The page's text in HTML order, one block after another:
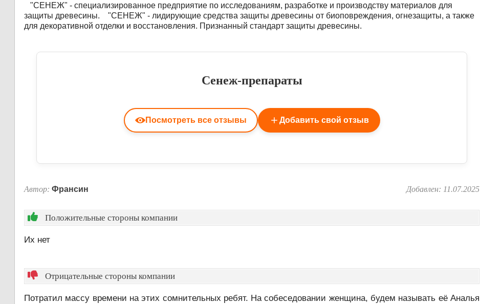
"СЕНЕЖ" - специализированное предприятие по исследованиям, разработке и производству материалов для
защиты древесины. "СЕНЕЖ" - лидирующие средства защиты древесины от биоповреждения, огнезащиты, а также
для декоративной отделки и восстановления. Признанный стандарт защиты древесины.
Сенеж-препараты
Посмотреть все отзывы Добавить свой отзыв
Автор: Франсин Добавлен: 11.07.2025
Положительные стороны компании
Их нет
Отрицательные стороны компании
Потратил массу времени на этих сомнительных ребят. На собеседовании женщина, будем называть её Аналья